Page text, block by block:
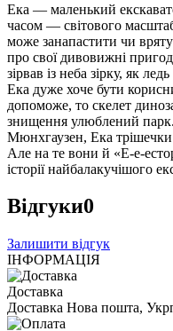
Ека — маленький
часом — світового
може занапастити чи
про свої дивовижні
зірвав із неба зірку, як
Ека дуже хоче бути
допоможе, то скелет
знищення улюблений
Мюнхгаузен, Ека трішечки
Але на те вони й «Е-е-
історії найбалакучішого
Відгуки0
Залишити відгук
ІНФОРМАЦІЯ
Доставка
Доставка Нова пошта,